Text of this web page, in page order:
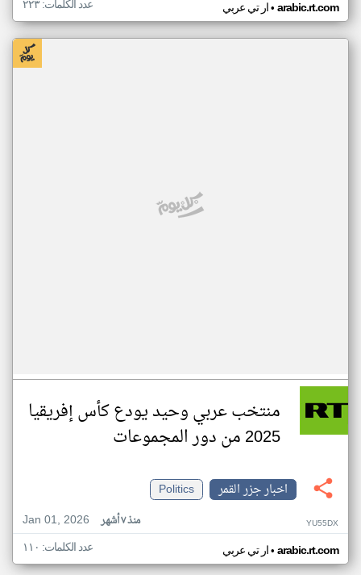
ار تي عربي• arabic.rt.com عدد الكلمات: ٢٢٣
منتخب عربي وحيد يودع كأس إفريقيا
2025 من دور المجموعات
اخبار جزر القمر
Politics
Jan 01, 2026
منذ ٧ أشهر YU55DX
ار تي عربي• arabic.rt.com عدد الكلمات: ١١٠